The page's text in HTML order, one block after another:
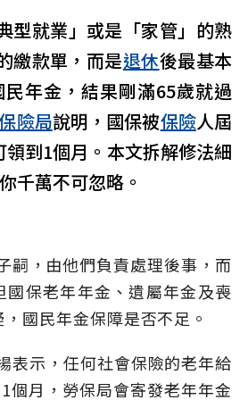
型就業」或是「家管」的熟
繳款單，而是退休後最基本
年金，結果剛滿65歲就過
險局說明，國保被保險人屆
到1個月。本文拆解修法細
千萬不可忽略。
嗣，由他們負責處理後事，而
保老年年金、遺屬年金及喪
國民年金保障是否不足。
表示，任何社會保險的老年給
個月，勞保局會寄發老年年金